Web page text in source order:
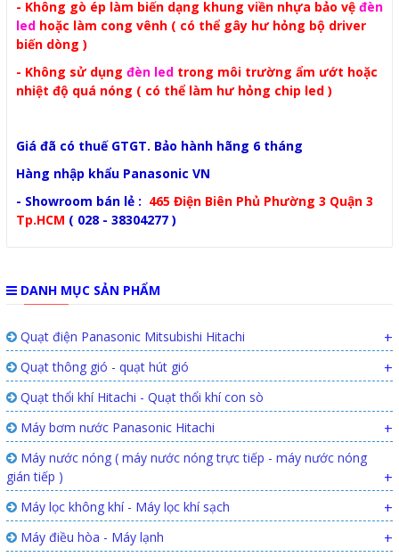
- Không gò ép làm biến dạng khung viền nhựa bảo vệ đèn
led hoặc làm cong vênh ( có thể gây hư hỏng bộ driver
biến dòng )
- Không sử dụng đèn led trong môi trường ẩm ướt hoặc
nhiệt độ quá nóng ( có thể làm hư hỏng chip led )
Giá đã có thuế GTGT. Bảo hành hãng 6 tháng
Hàng nhập khẩu Panasonic VN
- Showroom bán lẻ : 465 Điện Biên Phủ Phường 3 Quận 3
Tp.HCM ( 028 - 38304277 )
DANH MỤC SẢN PHẨM
Quạt điện Panasonic Mitsubishi Hitachi +
Quạt thông gió - quạt hút gió +
Quạt thổi khí Hitachi - Quạt thổi khí con sò
Máy bơm nước Panasonic Hitachi
+
Máy nước nóng ( máy nước nóng trực tiếp - máy nước nóng
gián tiếp )
+
Máy lọc không khí - Máy lọc khí sạch +
Máy điều hòa - Máy lạnh +